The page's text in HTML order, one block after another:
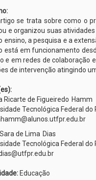
se trata sobre como o
e organizou suas
ensino, a pesquisa e a
está em funcionamento
e em redes de colaboração
de intervenção atingindo
Ricarte de Figueiredo Hamm
Tecnológica Federal do
de Lima Dias
Tecnológica Federal do
Educação